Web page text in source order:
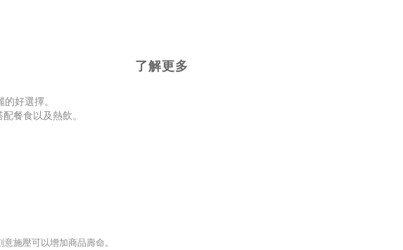
了解更多
好選擇。
餐食以及熱飲。
施壓可以增加商品壽命。